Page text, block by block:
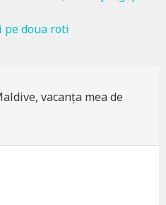
pe doua roti
vacanța mea de